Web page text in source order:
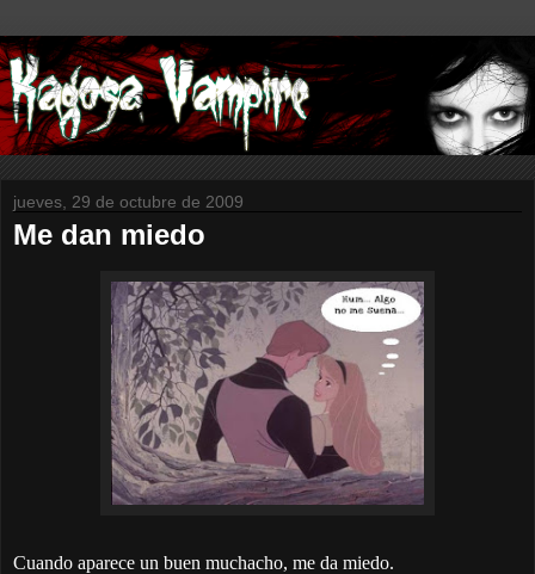
jueves, 29 de octubre de 2009
Me dan miedo
Cuando aparece un buen muchacho, me da miedo.